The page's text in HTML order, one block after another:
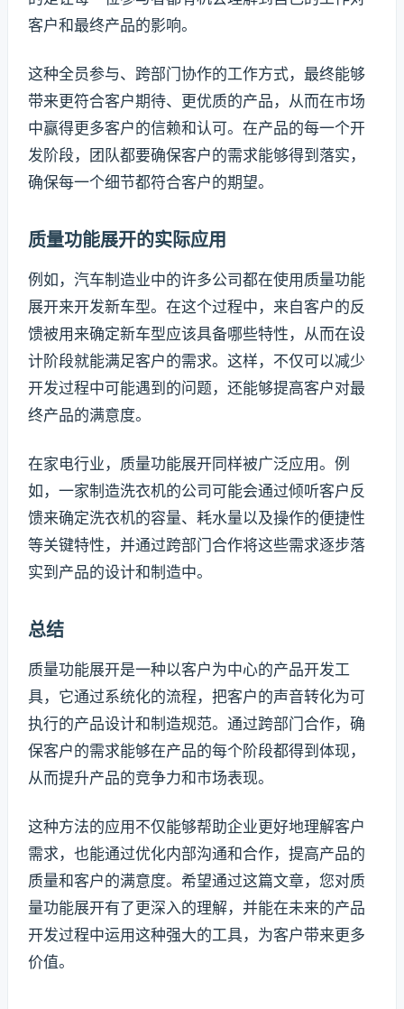
客户和最终产品的影响。
这种全员参与、跨部门协作的工作方式，最终能够
带来更符合客户期待、更优质的产品，从而在市场
中赢得更多客户的信赖和认可。在产品的每一个开
发阶段，团队都要确保客户的需求能够得到落实，
确保每一个细节都符合客户的期望。
质量功能展开的实际应用
例如，汽车制造业中的许多公司都在使用质量功能
展开来开发新车型。在这个过程中，来自客户的反
馈被用来确定新车型应该具备哪些特性，从而在设
计阶段就能满足客户的需求。这样，不仅可以减少
开发过程中可能遇到的问题，还能够提高客户对最
终产品的满意度。
在家电行业，质量功能展开同样被广泛应用。例
如，一家制造洗衣机的公司可能会通过倾听客户反
馈来确定洗衣机的容量、耗水量以及操作的便捷性
等关键特性，并通过跨部门合作将这些需求逐步落
实到产品的设计和制造中。
总结
质量功能展开是一种以客户为中心的产品开发工
具，它通过系统化的流程，把客户的声音转化为可
执行的产品设计和制造规范。通过跨部门合作，确
保客户的需求能够在产品的每个阶段都得到体现，
从而提升产品的竞争力和市场表现。
这种方法的应用不仅能够帮助企业更好地理解客户
需求，也能通过优化内部沟通和合作，提高产品的
质量和客户的满意度。希望通过这篇文章，您对质
量功能展开有了更深入的理解，并能在未来的产品
开发过程中运用这种强大的工具，为客户带来更多
价值。